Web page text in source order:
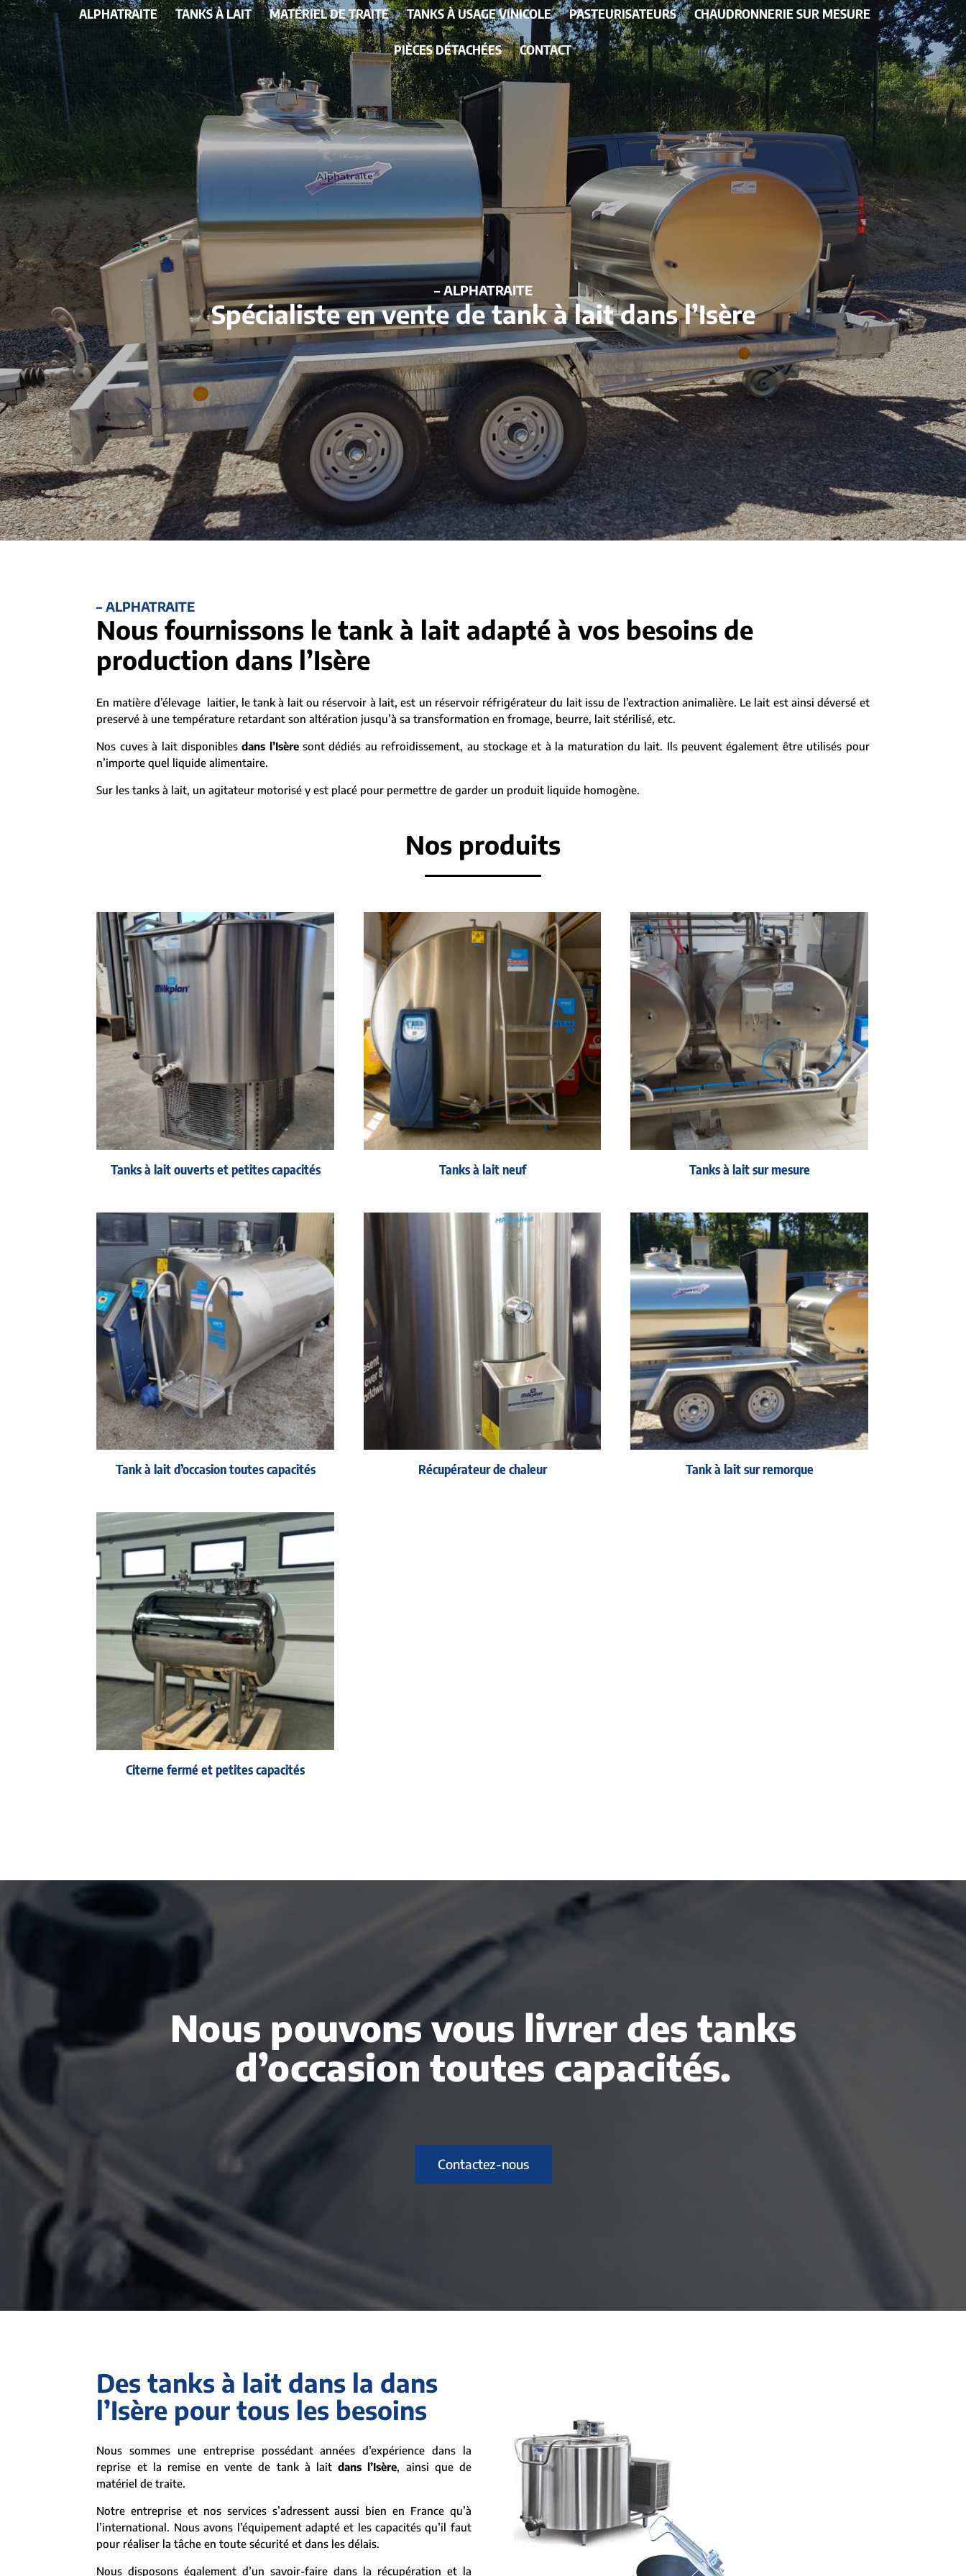
ALPHATRAITE TANKS À LAIT MATÉRIEL DE TRAITE TANKS À USAGE VINICOLE PASTEURISATEURS CHAUDRONNERIE SUR MESURE
PIÈCES DÉTACHÉES CONTACT
– ALPHATRAITE
Spécialiste en vente de tank à lait dans l’Isère
– ALPHATRAITE
Nous fournissons le tank à lait adapté à vos besoins de
production dans l’Isère
En matière d’élevage laitier, le tank à lait ou réservoir à lait, est un réservoir réfrigérateur du lait issu de l’extraction animalière. Le lait est ainsi déversé et
preservé à une température retardant son altération jusqu’à sa transformation en fromage, beurre, lait stérilisé, etc.
Nos cuves à lait disponiblesdans l’Isèresont dédiés au refroidissement, au stockage et à la maturation du lait. Ils peuvent également être utilisés pour
n’importe quel liquide alimentaire.
Sur les tanks à lait, un agitateur motorisé y est placé pour permettre de garder un produit liquide homogène.
Nos produits
Tanks à lait ouverts et petites capacités Tanks à lait neuf Tanks à lait sur mesure
Tank à lait d’occasion toutes capacités Récupérateur de chaleur Tank à lait sur remorque
Citerne fermé et petites capacités
Nous pouvons vous livrer des tanks
d’occasion toutes capacités.
Contactez-nous
Des tanks à lait dans la dans
l’Isère pour tous les besoins
Nous sommes une entreprise possédant années d’expérience dans la
reprise et la remise en vente de tank à laitdans l’Isère, ainsi que de
matériel de traite.
Notre entreprise et nos services s’adressent aussi bien en France qu’à
l’international. Nous avons l’équipement adapté et les capacités qu’il faut
pour réaliser la tâche en toute sécurité et dans les délais.
Nous disposons également d’un savoir-faire dans la récupération et la